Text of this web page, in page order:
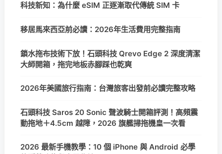
科技新知：為什麼 eSIM 正逐漸取代傳統 SIM 卡
移居馬來西亞前必讀：2026年生活費用完整指南
鎖水拖布技術下放！石頭科技 Qrevo Edge 2 深度清潔
大師開箱，拖完地板赤腳踩也乾爽
2026年美國旅行指南：台灣旅客出發前必讀完整攻略
石頭科技 Saros 20 Sonic 聲波騎士開箱評測！高頻震
動拖地＋4.5cm 越障，2026 旗艦掃拖機皇一次看
2026 最新手機教學：10 個 iPhone 與 Android 必學